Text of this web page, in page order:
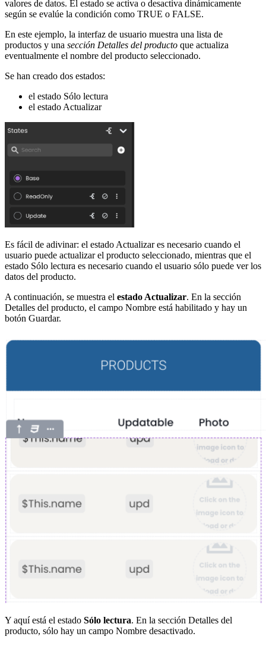
valores de datos. El estado se activa o desactiva dinámicamente
según se evalúe la condición como TRUE o FALSE.
En este ejemplo, la interfaz de usuario muestra una lista de
productos y una sección Detalles del producto que actualiza
eventualmente el nombre del producto seleccionado.
Se han creado dos estados:
el estado Sólo lectura
el estado Actualizar
Es fácil de adivinar: el estado Actualizar es necesario cuando el
usuario puede actualizar el producto seleccionado, mientras que el
estado Sólo lectura es necesario cuando el usuario sólo puede ver los
datos del producto.
A continuación, se muestra el estado Actualizar. En la sección
Detalles del producto, el campo Nombre está habilitado y hay un
botón Guardar.
Y aquí está el estado Sólo lectura. En la sección Detalles del
producto, sólo hay un campo Nombre desactivado.